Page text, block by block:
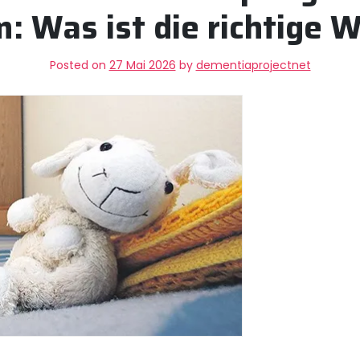
Was ist die richtige
Posted on 27 Mai 2026 by dementiaprojectnet